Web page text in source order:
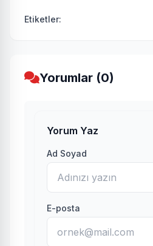
Etiketler:
Yorumlar (0)
Yorum Yaz
Ad Soyad
E-posta